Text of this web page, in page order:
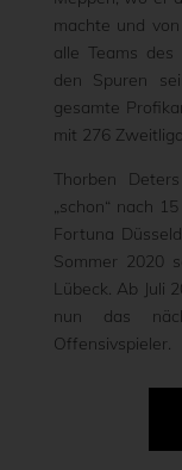
machte und
alle Teams
den Spuren
gesamte
mit 276
Thorben
„schon“ nach
Fortuna
Sommer 2020
Lübeck. Ab Juli
nun das
Offensivspieler.